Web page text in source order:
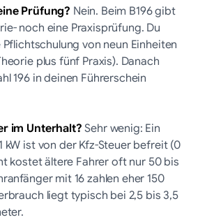
Prüfung? Nein. Beim B196 gibt
noch eine Praxisprüfung. Du
von neun Einheiten
plus fünf Praxis). Danach
196 in deinen Führerschein
im Unterhalt?Sehr wenig: Ein
kW ist von der Kfz-Steuer befreit (0
kostet ältere Fahrer oft nur 50 bis
mit 16 zahlen eher 150
liegt typisch bei 2,5 bis 3,5